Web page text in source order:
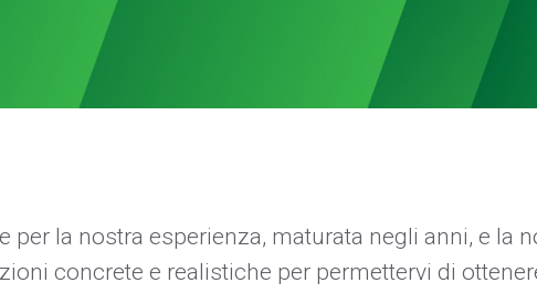
per la nostra esperienza, maturata negli anni, e la
concrete e realistiche per permettervi di